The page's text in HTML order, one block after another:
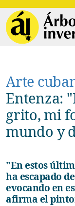
Arte
Entenza:
grito, mi
mundo y
"En estos últimos años es la dulzura lo que se
ha escapado
evocando en
afirma el